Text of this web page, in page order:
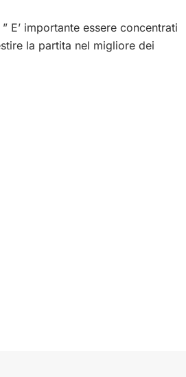
E’ importante essere concentrati
la partita nel migliore dei